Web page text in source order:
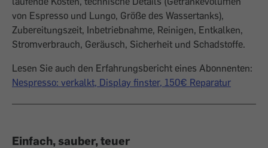
von Espresso und Lungo, Größe des Wassertanks),
Zubereitungszeit, Inbetriebnahme, Reinigen, Entkalken,
Stromverbrauch, Geräusch, Sicherheit und Schadstoffe.
Lesen Sie auch den Erfahrungsbericht eines Abonnenten:
Nespresso: verkalkt, Display finster, 150€ Reparatur
Einfach, sauber, teuer